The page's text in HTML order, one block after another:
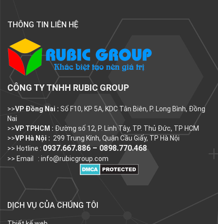
THÔNG TIN LIÊN HỆ
CÔNG TY TNHH RUBIC GROUP
>>VP Đồng Nai : Số F10, KP 5A, KDC Tân Biên, P. Long Bình, Đồng
Nai
>>VP TPHCM : Đường số 12, P. Linh Tây, TP. Thủ Đức, TP HCM
>>VP Hà Nội : 299 Trung Kính, Quận Cầu Giấy, TP Hà Nội
>> Hotline : 0937.667.886 – 0898.770.468
>> Email : info@rubicgroup.com
DỊCH VỤ CỦA CHÚNG TÔI